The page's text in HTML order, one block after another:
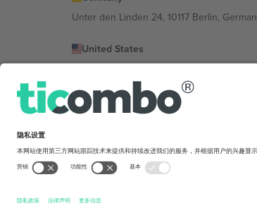
Unter den Linden 24, 10117 Berlin,
United States
Bulgaria
Mexico
Av Chapultepec 360, Roma Norte,
平台提供商的法律实体可能会因地点、